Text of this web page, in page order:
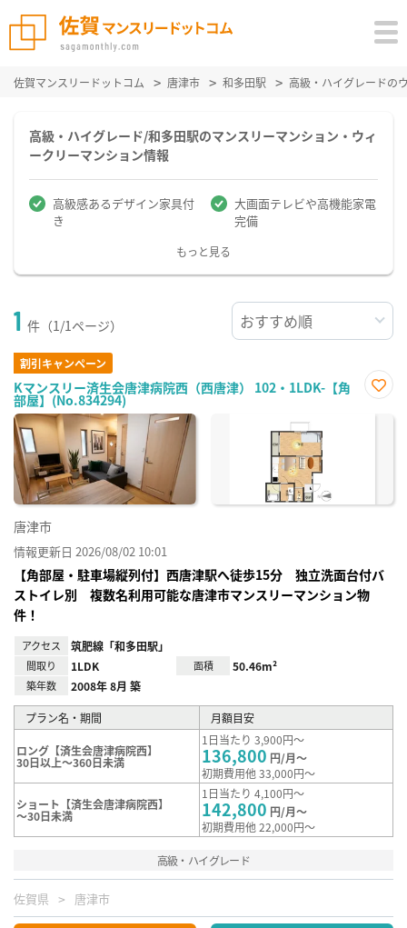
佐賀マンスリードットコム 唐津市 和多田駅 高級・ハイグレードの
高級・ハイグレード/和多田駅のマンスリーマンション・ウィ
ークリーマンション情報
高級感あるデザイン家具付
き
大画面テレビや高機能家電
完備
もっと見る
1 件（1/1ページ）
割引キャンペーン
Kマンスリー済生会唐津病院西（西唐津） 102・1LDK-【角
部屋】(No.834294)
に入
唐津市
情報更新日 2026/08/02 10:01
【角部屋・駐車場縦列付】西唐津駅へ徒歩15分 独立洗面台付バ
ストイレ別 複数名利用可能な唐津市マンスリーマンション物
件！
アクセス 筑肥線「和多田駅」
間取り 1LDK 面積 50.46m²
築年数 2008年 8月 築
プラン名・期間 月額目安
ロング【済生会唐津病院西】
30日以上～360日未満
1日当たり 3,900円～
136,800 円/月～
初期費用他 33,000円～
ショート【済生会唐津病院西】
～30日未満
1日当たり 4,100円～
142,800 円/月～
初期費用他 22,000円～
高級・ハイグレード
佐賀県 唐津市